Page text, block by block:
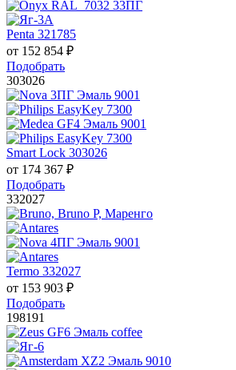
Penta 321785
от 152 854 ₽
Подобрать
303026
Smart Lock 303026
от 174 367 ₽
Подобрать
332027
Termo 332027
от 153 903 ₽
Подобрать
198191